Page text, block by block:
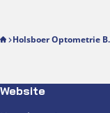
Holsboer Optometrie
Website